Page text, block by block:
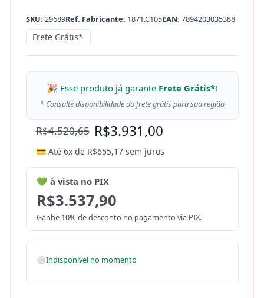
SKU: 29689Ref. Fabricante: 1871.C105EAN: 7894203035388
Frete Grátis*
🎉 Esse produto já garante Frete Grátis*!
* Consulte disponibilidade do frete grátis para sua região
R$4.520,65 R$3.931,00
💳 Até 6x de R$655,17sem juros
💚 à vista no PIX
R$3.537,90
Ganhe 10% de desconto no pagamento via PIX.
⚪Indisponível no momento